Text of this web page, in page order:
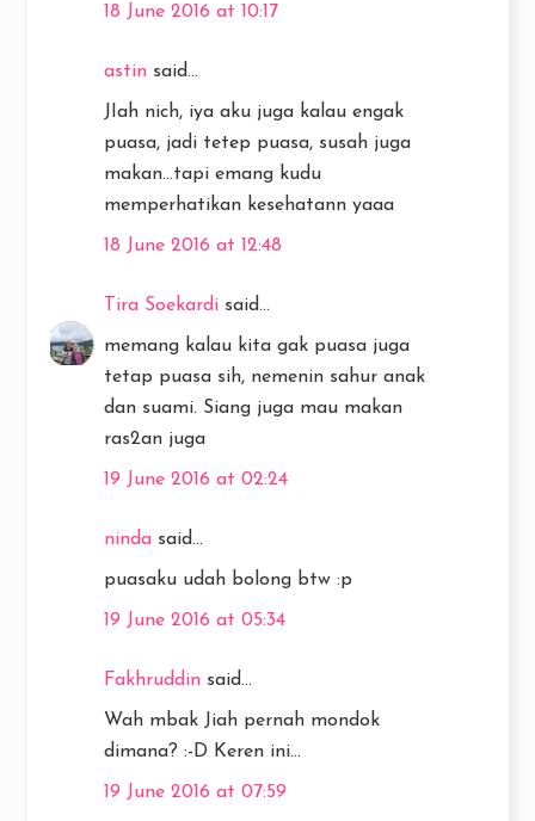
18 June 2016 at 10:17
astin said...
JIah nich, iya aku juga kalau engak
puasa, jadi tetep puasa, susah juga
makan...tapi emang kudu
memperhatikan kesehatann yaaa
18 June 2016 at 12:48
Tira Soekardi said...
memang kalau kita gak puasa juga
tetap puasa sih, nemenin sahur anak
dan suami. Siang juga mau makan
ras2an juga
19 June 2016 at 02:24
ninda said...
puasaku udah bolong btw :p
19 June 2016 at 05:34
Fakhruddin said...
Wah mbak Jiah pernah mondok
dimana? :-D Keren ini...
19 June 2016 at 07:59